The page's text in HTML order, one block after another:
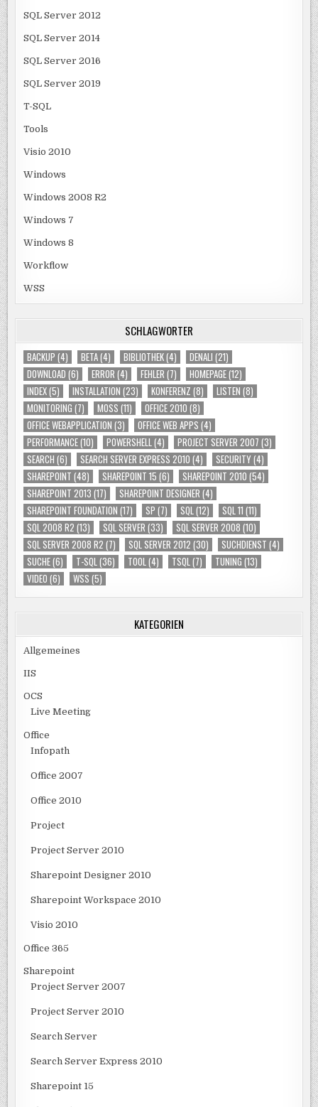
SQL Server 2012
SQL Server 2014
SQL Server 2016
SQL Server 2019
T-SQL
Tools
Visio 2010
Windows
Windows 2008 R2
Windows 7
Windows 8
Workflow
WSS
SCHLAGWÖRTER
BACKUP (4) BETA(4) BIBLIOTHEK(4) DENALI (21)
DOWNLOAD (6) ERROR (4) FEHLER (7) HOMEPAGE(12)
INDEX(5) INSTALLATION (23) KONFERENZ (8) LISTEN (8)
MONITORING (7) MOSS (11) OFFICE 2010 (8)
OFFICE WEBAPPLICATION (3) OFFICE WEB APPS (4)
PERFORMANCE(10) POWERSHELL (4) PROJECT SERVER 2007 (3)
SEARCH (6) SEARCH SERVER EXPRESS 2010 (4) SECURITY(4)
SHAREPOINT (48) SHAREPOINT 15 (6) SHAREPOINT 2010 (54)
SHAREPOINT 2013 (17) SHAREPOINT DESIGNER (4)
SHAREPOINT FOUNDATION (17) SP (7) SQL (12) SQL 11 (11)
SQL 2008 R2 (13) SQL SERVER (33) SQL SERVER 2008 (10)
SQL SERVER 2008 R2 (7) SQL SERVER 2012 (30) SUCHDIENST (4)
SUCHE(6) T-SQL (36) TOOL (4) TSQL (7) TUNING (13)
VIDEO (6) WSS (5)
KATEGORIEN
Allgemeines
IIS
OCS
Live Meeting
Office
Infopath
Office 2007
Office 2010
Project
Project Server 2010
Sharepoint Designer 2010
Sharepoint Workspace 2010
Visio 2010
Office 365
Sharepoint
Project Server 2007
Project Server 2010
Search Server
Search Server Express 2010
Sharepoint 15